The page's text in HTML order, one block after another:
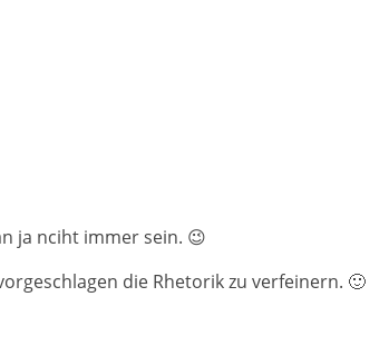
ja nciht immer sein. 😉
die Rhetorik zu verfeinern. 🙂